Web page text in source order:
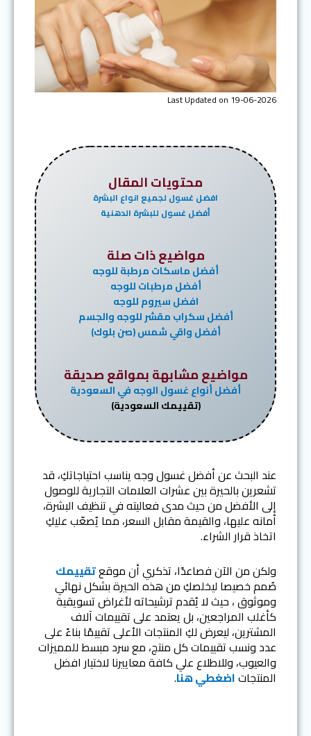
Last Updated on 19-06-2026
محتويات المقال
افضل غسول لجميع انواع البشرة
أفضل غسول للبشرة الدهنية
مواضيع ذات صلة
أفضل ماسكات مرطبة للوجه
أفضل مرطبات للوجه
افضل سيروم للوجه
أفضل سكراب مقشر للوجه والجسم
أفضل واقي شمس (صن بلوك)
مواضيع مشابهة بمواقع صديقة
أفضل أنواع غسول الوجه في السعودية
(تقييمك السعودية)
عند البحث عن أفضل غسول وجه يناسب احتياجاتكِ، قد
تشعرين بالحيرة بين عشرات العلامات التجارية للوصول
إلى الأفضل من حيث مدى فعاليته في تنظيف البشرة،
أمانه عليها، والقيمة مقابل السعر، مما يُصعّب عليكِ
اتخاذ قرار الشراء.
ولكن من الآن فصاعدًا، تذكري أن موقعتقييمك
صُمم خصيصا ليخلصكِ من هذه الحيرة بشكل نهائي
وموثوق ، حيث لا يُقدم ترشيحاته لأغراض تسويقية
كأغلب المراجعين، بل يعتمد على تقييمات آلاف
المشترين، ليعرض لكِ المنتجات الأعلى تقييمًا بناءً على
عدد ونسب تقييمات كل منتج، مع سرد مبسط للمميزات
والعيوب، وللاطلاع علي كافة معاييرنا لاختيار افضل
المنتجاتاضغطي هنا.